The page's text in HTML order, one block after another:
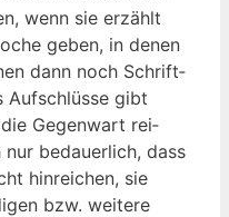
wenn sie erzählt
geben, in denen
dann noch Schrift­
Auf­schlüs­se gibt
Gegen­wart rei­
bedau­er­lich, dass
hin­rei­chen, sie
bzw. wei­te­re